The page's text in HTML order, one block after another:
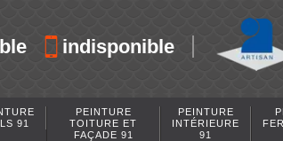
indisponible
91
PEINTURE
TOITURE ET
FAÇADE 91
PEINTURE
INTÉRIEURE
91